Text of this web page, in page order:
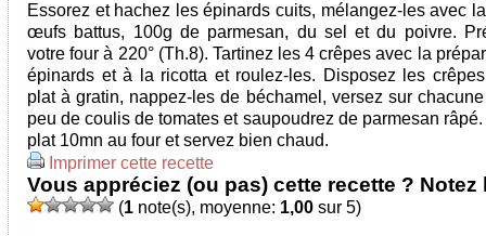
Essorez et hachez les épinards cuits, mélangez-les avec
œufs battus, 100g de parmesan, du sel et du poivre.
votre four à 220° (Th.8). Tartinez les 4 crêpes avec la
épinards et à la ricotta et roulez-les. Disposez les
plat à gratin, nappez-les de béchamel, versez sur chacune
peu de coulis de tomates et saupoudrez de parmesan
plat 10mn au four et servez bien chaud.
Imprimer cette recette
Vous appréciez (ou pas) cette recette ? Notez
(1 note(s), moyenne: 1,00 sur 5)